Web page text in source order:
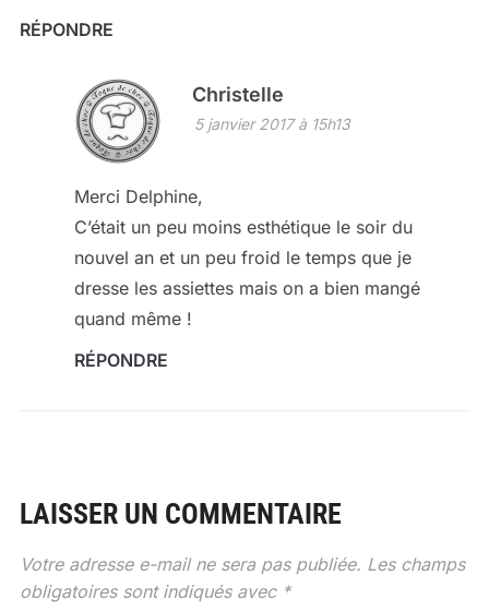
RÉPONDRE
Christelle
5 janvier 2017 à 15h13
Merci Delphine,
C’était un peu moins esthétique le soir du
nouvel an et un peu froid le temps que je
dresse les assiettes mais on a bien mangé
quand même !
RÉPONDRE
LAISSER UN COMMENTAIRE
Votre adresse e-mail ne sera pas publiée. Les champs
obligatoires sont indiqués avec *